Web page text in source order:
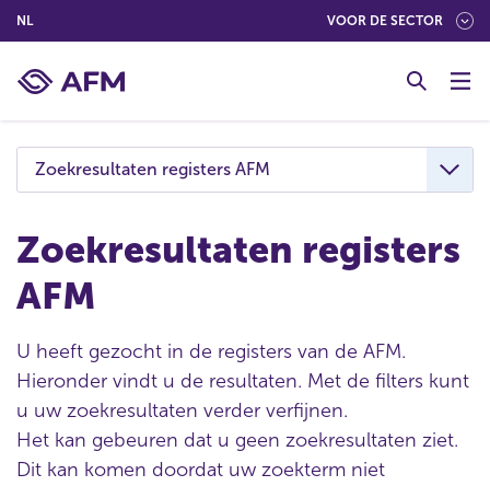
NL(NEDERLANDS (NEDERLAND)) VOOR DE SECTOR
Zoekresultaten registers AFM
Zoekresultaten registers
AFM
U heeft gezocht in de registers van de AFM.
Hieronder vindt u de resultaten. Met de filters kunt
u uw zoekresultaten verder verfijnen.
Het kan gebeuren dat u geen zoekresultaten ziet.
Dit kan komen doordat uw zoekterm niet